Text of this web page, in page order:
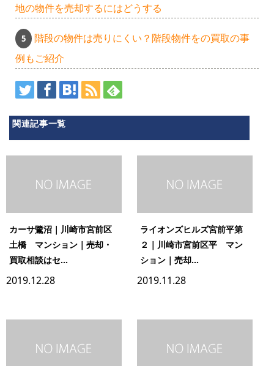
地の物件を売却するにはどうする
階段の物件は売りにくい？階段物件をの買取の事
例もご紹介
関連記事一覧
カーサ鷺沼｜川崎市宮前区
土橋 マンション｜売却・
買取相談はセ...
2019.12.28
ライオンズヒルズ宮前平第
２｜川崎市宮前区平 マン
ション｜売却...
2019.11.28